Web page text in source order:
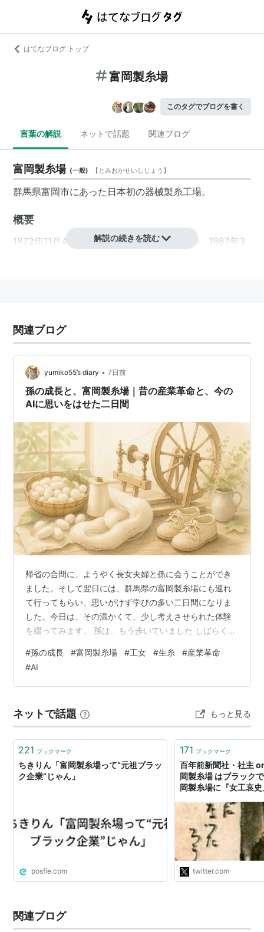
はてなブログ トップ
富岡製糸場
このタグでブログを書く
言葉の解説 ネットで話題 関連ブログ
富岡製糸場 (一般) 【 とみおかせいしじょう 】
群馬県富岡市にあった日本初の器械製糸工場。
概要
1872年11月4日に操業を開始した官営の工場。1987年3
群」を世界文化遺産に登録勧告した。2014年6月、世界
文化遺産に登録された。
背景
江戸時代末期に鎖国政策をやめ、諸外国との貿易を始め
た当時、日本の最大の輸出品は生糸だった。輸出の急増
によって需要が高まった結果、質の悪い生糸が大量につ
くられる粗製濫造問題がおき、日本の生糸の評判が下が
っていた。
また、明治維新後、政府は日本を外国と対等な立場にす
るため、産業や科学技術の近代化を進めるにあたり、そ
のための資金を集める方法として、生糸の輸出が一番効
果的だと考えていた。
そこで政府は生糸の品質改善・生産向上と、技術指導者
を育成するため、 洋式の繰糸器械を備えた模範工場を
造ることにしたのである。
用地選定の理由
1870年、横浜のフランス商館に勤務していたポール・
ブリュナ(Paul Brunat)らが 武蔵・上野・信濃の地域 を
調査し、上野の富岡に場所を決定した。その理由として
は、以下のようなものであった。
きる。
工場建設に必要な広い土地が用意できる。
製糸に必要な水が既存の用水を使って確保できる。
燃料の石炭が近くの高崎・吉井で採れる。
外国人指導の工場建設に地元の人たちの同意が得ら
概要
富岡製糸場は、殖産興業を推進するために国が建てた大
規模な建造物群が現存する産業施設である。繰糸場は長
さ約140.4m、幅12.3m、高さ12.1mで、当時、世界的に
工場建設は1871年から始まり、1872年7月に完成、10月
4日には操業が開始された。繭を生糸にする繰糸工場に
解説の続きを読む
関連ブログ
yumiko55’s diary • 7日前
孫の成長と、富岡製糸場｜昔の産業革命と、今の
AIに思いをはせた二日間
帰省の合間に、ようやく長女夫婦と孫に会うことができ
ました。そして翌日には、群馬県の富岡製糸場にも連れ
て行ってもらい、思いがけず学びの多い二日間になりま
した。今日は、その温かくて、少し考えさせられた体験
を綴ってみます。 孫は、もう歩いていました しばらく会
速さに驚きました。子どもの一日一日は、本当にあっと
いう間ですね。 みんなで、小さな靴を買いに行ったり、
足りない肌着を買い足したり。離乳食ももりもり食べ
で、こちらまで力をもらえるようでした。会いに来てよ
かったなあと、しみじみ思いました。 ４月に会った…
#孫の成長 #富岡製糸場 #工女 #生糸 #産業革命
#AI
ネットで話題 もっと見る
221 ブックマーク
ちきりん「富岡製糸場って“元祖ブラッ
ク企業”じゃん」
posfie.com
171 ブックマーク
百年前新聞社・社主
岡製糸場 はブラック
岡製糸場に『女工哀
場が1872年に設立さ
かに官営模範工場と
るような労働環境で
1893年に三井に払い
が一変しました。"
twitter.com
関連ブログ